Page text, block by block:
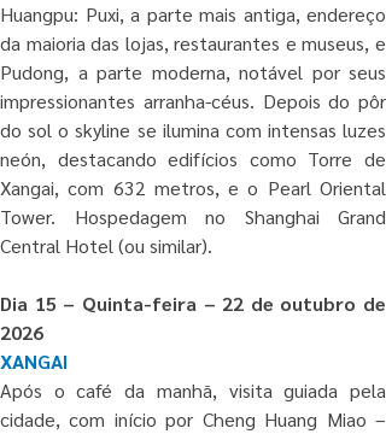
Huangpu: Puxi, a parte mais antiga, endereço
da maioria das lojas, restaurantes e museus, e
Pudong, a parte moderna, notável por seus
impressionantes arranha-céus. Depois do pôr
do sol o skyline se ilumina com intensas luzes
neón, destacando edifícios como Torre de
Xangai, com 632 metros, e o Pearl Oriental
Tower. Hospedagem no Shanghai Grand
Central Hotel (ou similar).
Dia 15 – Quinta-feira – 22 de outubro de
2026
XANGAI
Após o café da manhã, visita guiada pela
cidade, com início por Cheng Huang Miao –